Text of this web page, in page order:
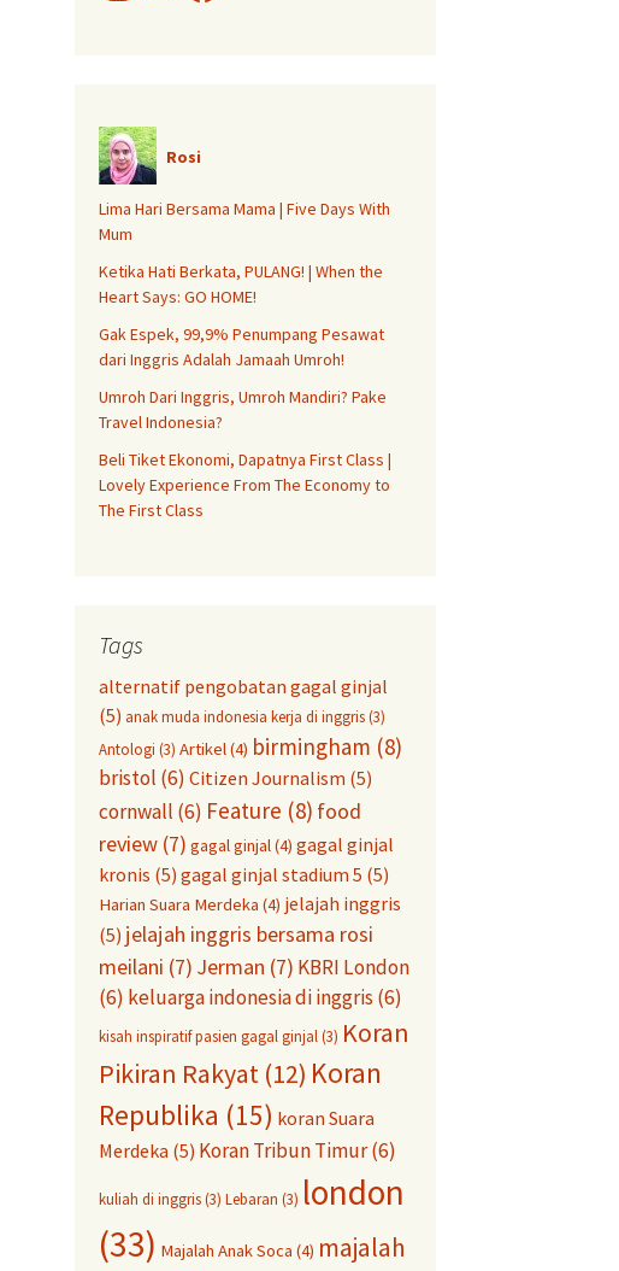
Rosi
Lima Hari Bersama Mama | Five Days With
Mum
Ketika Hati Berkata, PULANG! | When the
Heart Says: GO HOME!
Gak Espek, 99,9% Penumpang Pesawat
dari Inggris Adalah Jamaah Umroh!
Umroh Dari Inggris, Umroh Mandiri? Pake
Travel Indonesia?
Beli Tiket Ekonomi, Dapatnya First Class |
Lovely Experience From The Economy to
The First Class
Tags
alternatif pengobatan gagal ginjal
(5) anak muda indonesia kerja di inggris(3)
Antologi (3) Artikel(4) birmingham (8)
bristol (6) Citizen Journalism (5)
cornwall (6) Feature (8) food
review (7) gagal ginjal(4) gagal ginjal
kronis (5) gagal ginjal stadium 5 (5)
Harian Suara Merdeka (4) jelajah inggris
(5) jelajah inggris bersama rosi
meilani (7) Jerman (7) KBRI London
(6) keluarga indonesia di inggris(6)
kisah inspiratif pasien gagal ginjal (3) Koran
Pikiran Rakyat (12) Koran
Republika (15) koran Suara
Merdeka (5) Koran Tribun Timur(6)
kuliah di inggris(3) Lebaran (3) london
(33) Majalah Anak Soca (4) majalah